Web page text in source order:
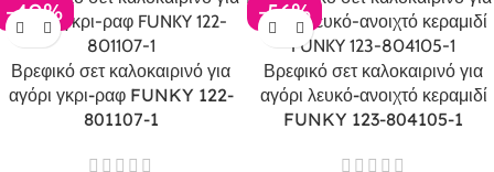
-40%
Βρεφικό σετ καλοκαιρινό για
αγόρι γκρι-ραφ FUNKY 122-
801107-1
-56%
Βρεφικό σετ καλοκαιρινό για
αγόρι λευκό-ανοιχτό κεραμιδί
FUNKY 123-804105-1